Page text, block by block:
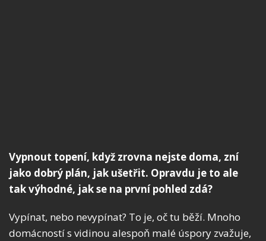
Vypnout topení, když zrovna nejste doma, zní
jako dobrý plán, jak ušetřit. Opravdu je to ale
tak výhodné, jak se na první pohled zdá?
Vypínat, nebo nevypínat? To je, oč tu běží. Mnoho
domácností s vidinou alespoň malé úspory zvažuje,